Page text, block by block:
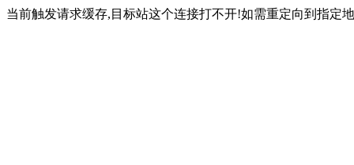
当前触发请求缓存,目标站这个连接打不开!如需重定向到指定